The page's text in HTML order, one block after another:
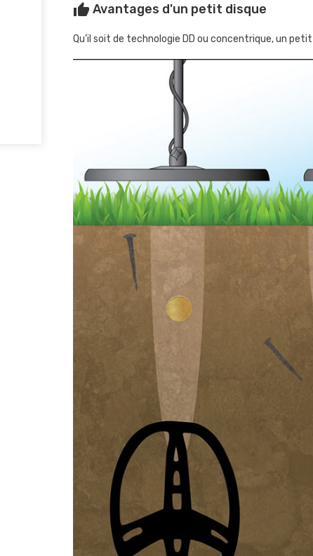
comment bien utiliser les
GroundTech GR3 et GR4
Lire l'article
haut de gamme
thumb_up Avantages d'un petit disque
Qu’il soit de technologie DD ou concentrique, un